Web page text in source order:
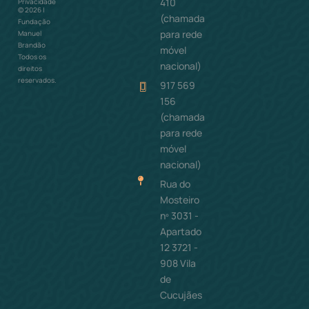
©2026 |
Fundação
Manuel
Brandão
Todos os
direitos
reservados.
410
(chamada
para rede
móvel
nacional)
917 569
156
(chamada
para rede
móvel
nacional)
Rua do
Mosteiro
nº 3031 -
Apartado
12 3721 -
908 Vila
de
Cucujães